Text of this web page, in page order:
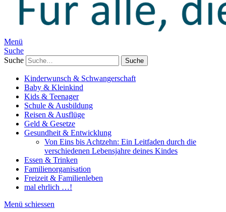
Menü
Suche
Suche
Kinderwunsch & Schwangerschaft
Baby & Kleinkind
Kids & Teenager
Schule & Ausbildung
Reisen & Ausflüge
Geld & Gesetze
Gesundheit & Entwicklung
Von Eins bis Achtzehn: Ein Leitfaden durch die
verschiedenen Lebensjahre deines Kindes
Essen & Trinken
Familienorganisation
Freizeit & Familienleben
mal ehrlich …!
Menü schiessen